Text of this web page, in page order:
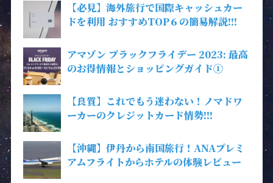
【必見】海外旅行で国際キャッシュカー
ドを利用 おすすめTOP６の簡易解説!!!
アマゾン ブラックフライデー 2023: 最高
のお得情報とショッピングガイド①
【良質】これでもう迷わない！ノマドワ
ーカーのクレジットカード情勢!!!
【沖縄】伊丹から南国旅行！ANAプレミ
アムフライトからホテルの体験レビュー